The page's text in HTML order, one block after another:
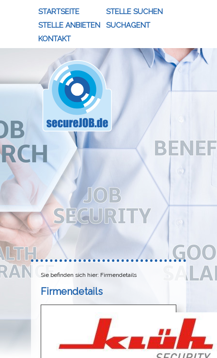
STARTSEITE
STELLE SUCHEN
STELLE ANBIETEN
SUCHAGENT
KONTAKT
Sie befinden sich hier: Firmendetails
Firmendetails